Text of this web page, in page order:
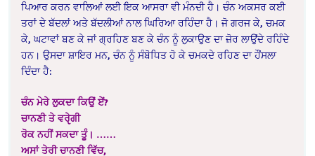
ਪਿਆਰ ਕਰਨ ਵਾਲਿਆਂ ਲਈ ਇਕ ਆਸਰਾ ਵੀ ਮੰਨਦੀ ਹੈ। ਚੰਨ ਅਕਸਰ ਕਈ
ਤਰਾਂ ਦੇ ਬੱਦਲਾਂ ਅਤੇ ਬੱਦਲੀਆਂ ਨਾਲ ਘਿਰਿਆ ਰਹਿੰਦਾ ਹੈ। ਜੋ ਗਰਜ ਕੇ, ਚਮਕ
ਕੇ, ਘਟਾਵਾਂ ਬਣ ਕੇ ਜਾਂ ਗ੍ਰਹਿਣ ਬਣ ਕੇ ਚੰਨ ਨੂੰ ਲੁਕਾਉਣ ਦਾ ਜ਼ੋਰ ਲਾਉਂਦੇ ਰਹਿੰਦੇ
ਹਨ। ਉਸਦਾ ਸ਼ਾਇਰ ਮਨ, ਚੰਨ ਨੂੰ ਸੰਬੋਧਿਤ ਹੋ ਕੇ ਚਮਕਦੇ ਰਹਿਣ ਦਾ ਹੌਂਸਲਾ
ਦਿੰਦਾ ਹੈ:
ਚੰਨ ਮੇਰੇ ਲੁਕਦਾ ਕਿਉਂ ਏਂ?
ਚਾਨਣੀ ਤੇ ਵਰੵੇਗੀ
ਰੋਕ ਨਹੀਂ ਸਕਦਾ ਤੂੰ। ……
ਅਸਾਂ ਤੇਰੀ ਚਾਨਣੀ ਵਿੱਚ,